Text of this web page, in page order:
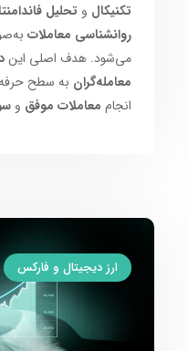
تکنیکال و تحلیل
روانشناسی معاملات
می‌شود. هدف اصلی این
معامله‌گران به سطح
انجام معاملات موفق و
ارز دیجیتال و فارکس